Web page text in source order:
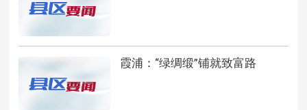
霞浦：“绿绸缎”铺就致富路